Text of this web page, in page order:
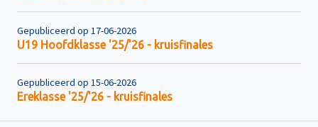
Gepubliceerd op 17-06-2026
U19 Hoofdklasse '25/'26 - kruisfinales
Gepubliceerd op 15-06-2026
Ereklasse '25/'26 - kruisfinales